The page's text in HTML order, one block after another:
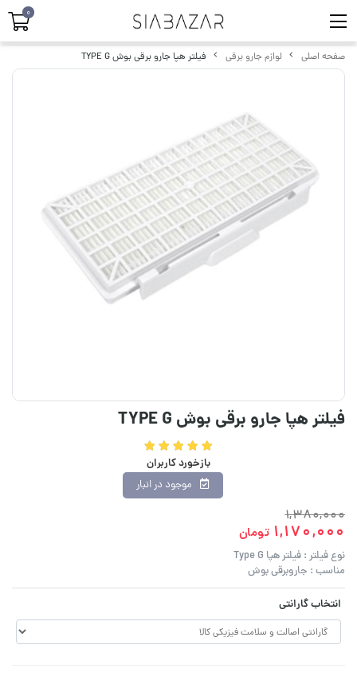
صفحه اصلی لوازم جارو برقی فیلتر هپا جارو برقی بوش TYPE G
فیلتر هپا جارو برقی بوش TYPE G
بازخورد کاربران
موجود در انبار
1,380,000
1,170,000 تومان
نوع فیلتر : فیلتر هپا Type G
مناسب : جاروبرقی بوش
انتخاب گارانتی
0